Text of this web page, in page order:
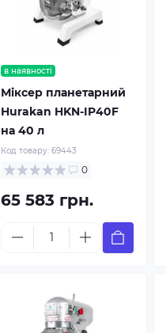
в наявності
Міксер планетарний
Hurakan HKN-IP40F
на 40 л
Код товару: 69443
0
65 583 грн.